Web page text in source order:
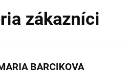
BARCIKOVA